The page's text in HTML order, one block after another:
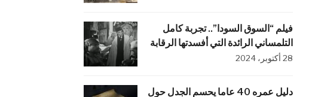
فيلم “السوق السودا”.. تجربة كامل
التلمساني الرائدة التي أفسدتها الرقابة
28 أكتوبر، 2024
دليل عمره 40 عاما يحسم الجدل حول